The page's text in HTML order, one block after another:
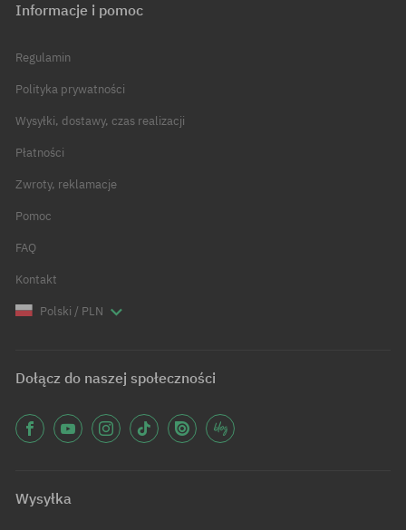
Informacje i pomoc
Regulamin
Polityka prywatności
Wysyłki, dostawy, czas realizacji
Płatności
Zwroty, reklamacje
Pomoc
FAQ
Kontakt
Polski / PLN
Dołącz do naszej społeczności
Wysyłka